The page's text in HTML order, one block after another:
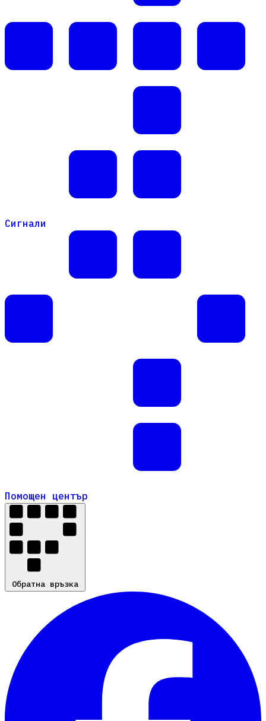
Сигнали
Помощен център
Помощен център
Обратна връзка
Обратна връзка